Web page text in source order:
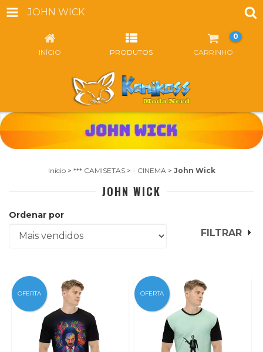
JOHN WICK
INÍCIO PRODUTOS CARRINHO
0
Início > *** CAMISETAS > - CINEMA > John Wick
JOHN WICK
Ordenar por
FILTRAR
OFERTA OFERTA